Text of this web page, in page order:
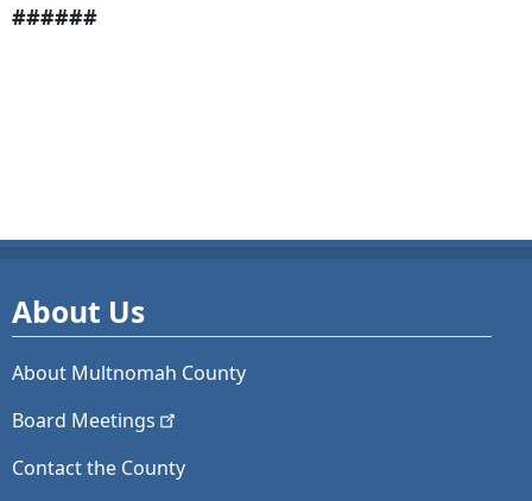
######
About Us
About Multnomah County
Board Meetings
Contact the County